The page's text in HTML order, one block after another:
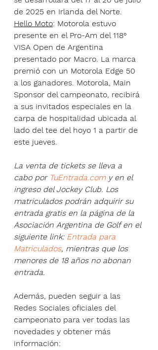
de 2025 en Irlanda del Norte.
Hello Moto: Motorola estuvo
presente en el Pro-Am del 118°
VISA Open de Argentina
presentado por Macro. La marca
premió con un Motorola Edge 50
a los ganadores. Motorola, Main
Sponsor del campeonato, recibirá
a sus invitados especiales en la
carpa de hospitalidad ubicada al
lado del tee del hoyo 1 a partir de
este jueves.
La venta de tickets se lleva a
cabo por TuEntrada.com y en el
ingreso del Jockey Club. Los
matriculados podrán adquirir su
entrada gratis en la página de la
Asociación Argentina de Golf en el
siguiente link: Entrada para
Matriculados, mientras que los
menores de 18 años no abonan
entrada.
Además, pueden seguir a las
Redes Sociales oficiales del
campeonato para ver todas las
novedades y obtener más
información: